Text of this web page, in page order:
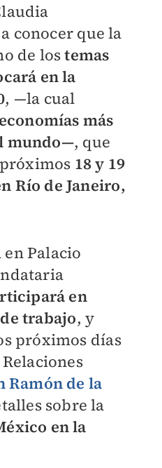
conocer que la
de lostemas
en la
, —la cual
más
mundo—, que
18 y 19
Río de Janeiro,
Palacio
en
trabajo, y
próximos días
Ramón de la
sobre la
en la